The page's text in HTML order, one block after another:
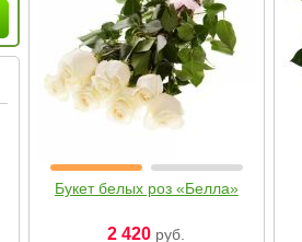
Букет белых роз «Белла»
2 420 руб.